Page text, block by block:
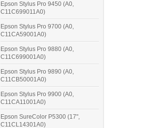
Epson Stylus Pro 9450 (A0,
C11C699011A0)
Epson Stylus Pro 9700 (A0,
C11CA59001A0)
Epson Stylus Pro 9880 (A0,
C11C699001A0)
Epson Stylus Pro 9890 (A0,
C11CB50001A0)
Epson Stylus Pro 9900 (A0,
C11CA11001A0)
Epson SureColor P5300 (17",
C11CL14301A0)